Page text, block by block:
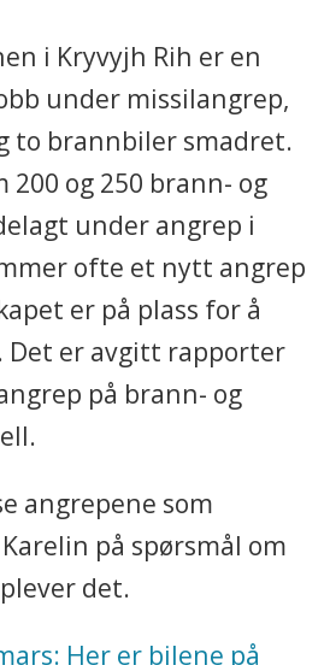
i Kryvyjh Rih er en
under missilangrep,
to brannbiler smadret.
og 250 brann- og
under angrep i
ofte et nytt angrep
er på plass for å
Det er avgitt rapporter
på brann- og
angrepene som
på spørsmål om
det.
Her er bilene på